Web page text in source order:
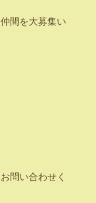
間を大募集い
問い合わせく